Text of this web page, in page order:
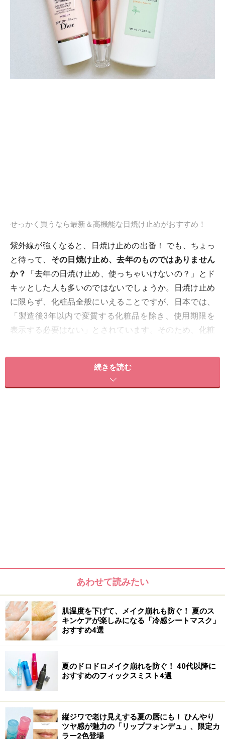
せっかく買うなら最新＆高機能な日焼け止めがおすすめ！
紫外線が強くなると、日焼け止めの出番！ でも、ちょっ
と待って、 その日焼け止め、去年のものではありません
か？
「去年の日焼け止め、使っちゃいけないの？」とド
キッとした人も多いのではないでしょうか。日焼け止め
に限らず、化粧品全般にいえることですが、日本では、
「製造後3年以内で変質する化粧品を除き、使用期限を
表示する必要はない」とされています。そのため、化粧
とはいえ、決して何十年ももつという意味ではありませ
ん。大半の化粧品は、未開封のもので3年、開封済みで
せっかく今年用の新しい日焼け止めを買うなら、最新版
の方が効果も気分も良いものです。そこで、最新日焼け
続きを読む
あわせて読みたい
肌温度を下げて、メイク崩れも防ぐ！ 夏のス
キンケアが楽しみになる「冷感シートマスク」
おすすめ4選
夏のドロドロメイク崩れを防ぐ！ 40代以降に
おすすめのフィックスミスト4選
縦ジワで老け見えする夏の唇にも！ ひんやり
ツヤ感が魅力の「リップフォンデュ」、限定カ
ラー2色登場